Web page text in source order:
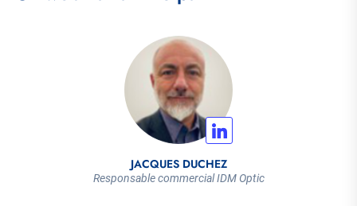
JACQUES DUCHEZ
Responsable commercial IDM Optic